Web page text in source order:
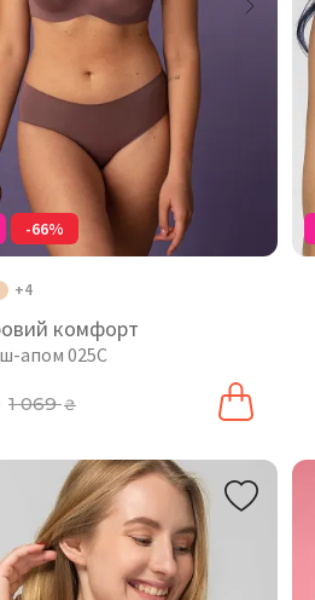
-66%
+4
комфорт
апом 025C
1 069₴